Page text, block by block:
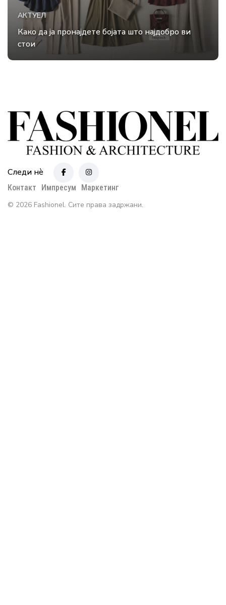
АКТУЕЛ
Како да ја пронајдете бојата што најдобро ви
стои
Следи нè
Контакт Импресум
Маркетинг
© 2026 Fashionel. Сите права задржани.